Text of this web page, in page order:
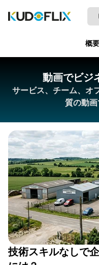
概要
動画でビジ
サービス、チーム、オ
質の動画
技術スキルなしで